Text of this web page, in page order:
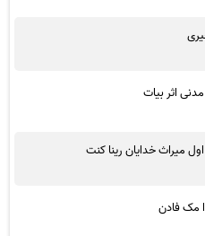
اثر بیات
میراث خدایان رینا کنت
مک فادن